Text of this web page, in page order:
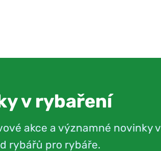
v rybaření
akce a významné novinky v
rybářů pro rybáře.